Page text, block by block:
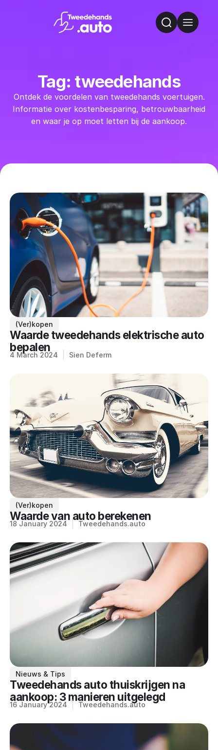
Tag: tweedehands
Ontdek de voordelen van tweedehands voertuigen.
Informatie over kostenbesparing, betrouwbaarheid
en waar je op moet letten bij de aankoop.
(Ver)kopen
Waarde tweedehands elektrische auto
bepalen
4 March 2024 Sien Deferm
(Ver)kopen
Waarde van auto berekenen
18 January 2024 Tweedehands.auto
Nieuws & Tips
Tweedehands auto thuiskrijgen na
aankoop: 3 manieren uitgelegd
16 January 2024 Tweedehands.auto